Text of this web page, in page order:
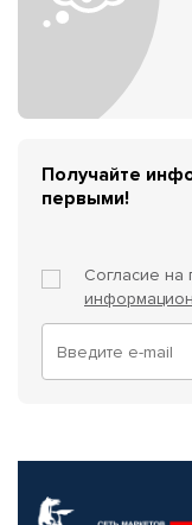
Получайте
первыми!
Согласие на